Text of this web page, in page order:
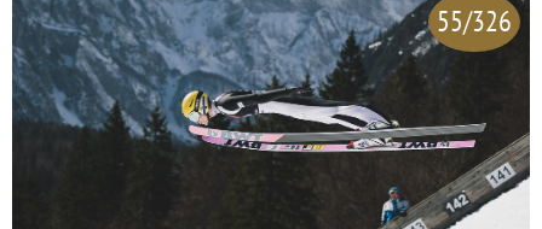
55/326